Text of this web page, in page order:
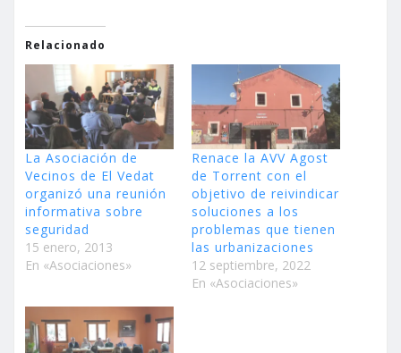
Relacionado
La Asociación de
Vecinos de El Vedat
organizó una reunión
informativa sobre
seguridad
15 enero, 2013
En «Asociaciones»
Renace la AVV Agost
de Torrent con el
objetivo de reivindicar
soluciones a los
problemas que tienen
las urbanizaciones
12 septiembre, 2022
En «Asociaciones»